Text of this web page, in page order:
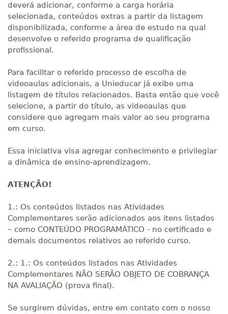
deverá adicionar, conforme a carga horária
selecionada, conteúdos extras a partir da listagem
disponibilizada, conforme a área de estudo na qual
desenvolve o referido programa de qualificação
profissional.
Para facilitar o referido processo de escolha de
videoaulas adicionais, a Unieducar já exibe uma
listagem de títulos relacionados. Basta então que você
selecione, a partir do título, as videoaulas que
considere que agregam mais valor ao seu programa
em curso.
Essa iniciativa visa agregar conhecimento e privilegiar
a dinâmica de ensino-aprendizagem.
ATENÇÃO!
1.: Os conteúdos listados nas Atividades
Complementares serão adicionados aos itens listados
– como CONTEÚDO PROGRAMÁTICO - no certificado e
demais documentos relativos ao referido curso.
2.: 1.: Os conteúdos listados nas Atividades
Complementares NÃO SERÃO OBJETO DE COBRANÇA
NA AVALIAÇÃO (prova final).
Se surgirem dúvidas, entre em contato com o nosso